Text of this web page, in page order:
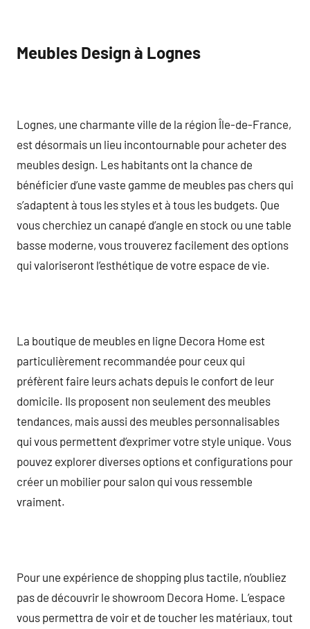
Meubles Design à Lognes
Lognes, une charmante ville de la région Île-de-France,
est désormais un lieu incontournable pour acheter des
meubles design. Les habitants ont la chance de
bénéficier d’une vaste gamme de meubles pas chers qui
s’adaptent à tous les styles et à tous les budgets. Que
vous cherchiez un canapé d’angle en stock ou une table
basse moderne, vous trouverez facilement des options
qui valoriseront l’esthétique de votre espace de vie.
La boutique de meubles en ligne Decora Home est
particulièrement recommandée pour ceux qui
préfèrent faire leurs achats depuis le confort de leur
domicile. Ils proposent non seulement des meubles
tendances, mais aussi des meubles personnalisables
qui vous permettent d’exprimer votre style unique. Vous
pouvez explorer diverses options et configurations pour
créer un mobilier pour salon qui vous ressemble
vraiment.
Pour une expérience de shopping plus tactile, n’oubliez
pas de découvrir le showroom Decora Home. L’espace
vous permettra de voir et de toucher les matériaux, tout